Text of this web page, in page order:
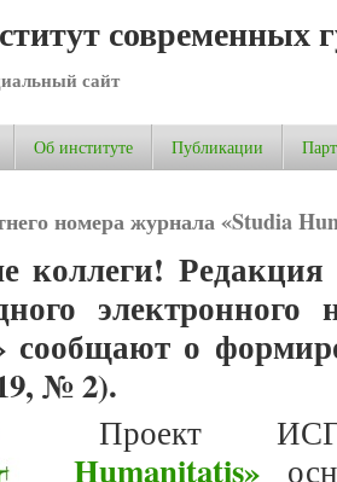
современных
сайт
Об институте Публикации
номера журнала «Studia
коллеги!
электронного
сообщают о
№ 2).
Проект
Humanitatis»